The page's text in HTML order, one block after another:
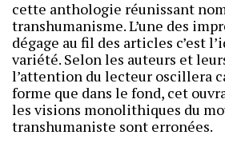
cette anthologie réunissant
transhumanisme. L’une des
dégage au fil des articles c’est
variété. Selon les auteurs et
l’attention du lecteur oscillera
forme que dans le fond, cet
les visions monolithiques du
transhumaniste sont erronées.